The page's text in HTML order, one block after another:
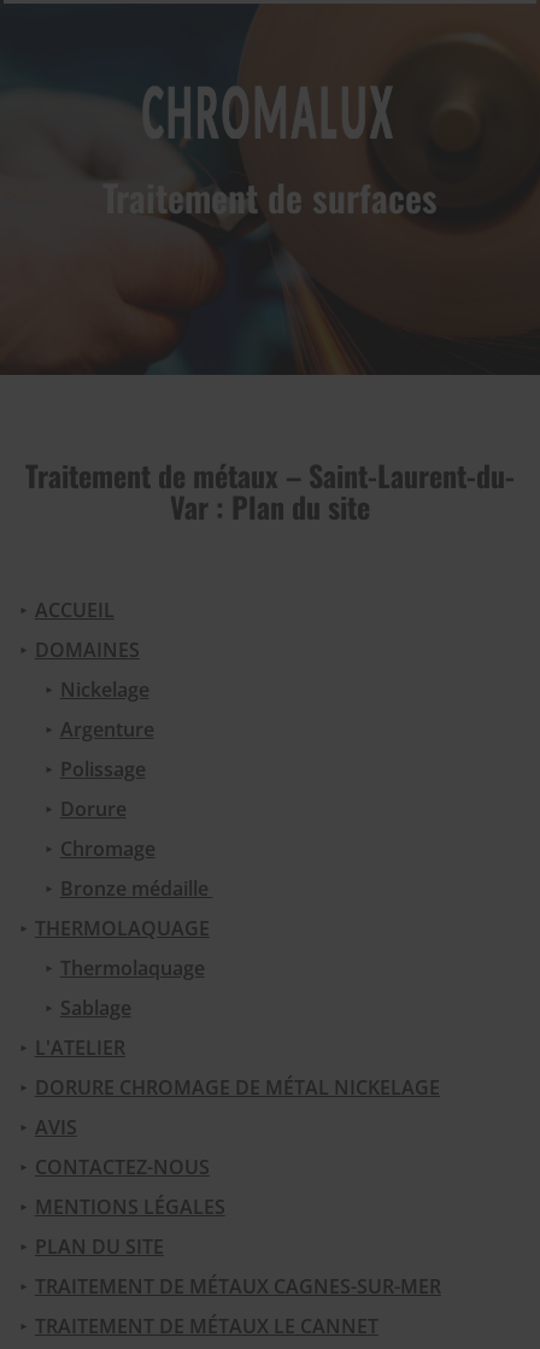
Traitement de surfaces
Traitement de métaux – Saint-Laurent-du-
Var : Plan du site
ACCUEIL
DOMAINES
Nickelage
Argenture
Polissage
Dorure
Chromage
Bronze médaille
THERMOLAQUAGE
Thermolaquage
Sablage
L'ATELIER
DORURE CHROMAGE DE MÉTAL NICKELAGE
AVIS
CONTACTEZ-NOUS
MENTIONS LÉGALES
PLAN DU SITE
TRAITEMENT DE MÉTAUX CAGNES-SUR-MER
TRAITEMENT DE MÉTAUX LE CANNET